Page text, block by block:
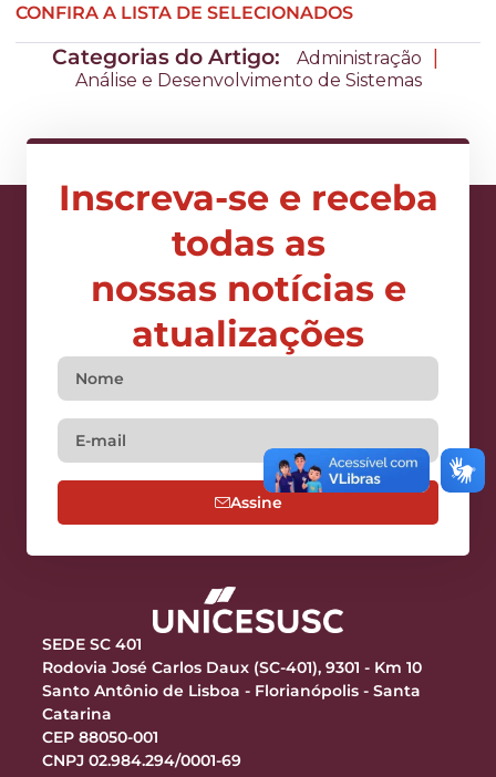
CONFIRA A LISTA DE SELECIONADOS
Categorias do Artigo: Administração |
Análise e Desenvolvimento de Sistemas
Inscreva-se e receba
todas as
nossas notícias e
atualizações
Assine
SEDE SC 401
Rodovia José Carlos Daux (SC-401), 9301 - Km 10
Santo Antônio de Lisboa - Florianópolis - Santa
Catarina
CEP 88050-001
CNPJ 02.984.294/0001-69